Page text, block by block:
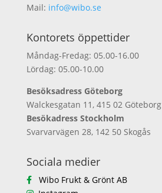
Mail: info@wibo.se
Kontorets öppettider
Måndag-Fredag: 05.00-16.00
Lördag: 05.00-10.00
Besöksadress Göteborg
Walckesgatan 11, 415 02 Göteborg
Besökadress Stockholm
Svarvarvägen 28, 142 50 Skogås
Sociala medier
Wibo Frukt & Grönt AB